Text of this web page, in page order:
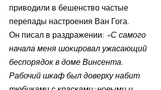
приводили в бешенство частые
перепады настроения Ван Гога.
Он писал в раздражении: «С самого
начала меня шокировал ужасающий
беспорядок в доме Винсента.
Рабочий шкаф был доверху набит